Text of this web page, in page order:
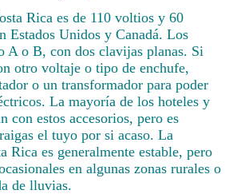
Rica es de 110 voltios y 60
Estados Unidos y Canadá. Los
A o B, con dos clavijas planas. Si
otro voltaje o tipo de enchufe,
o un transformador para poder
La mayoría de los hoteles y
con estos accesorios, pero es
el tuyo por si acaso. La
Rica es generalmente estable, pero
en algunas zonas rurales o
de lluvias.